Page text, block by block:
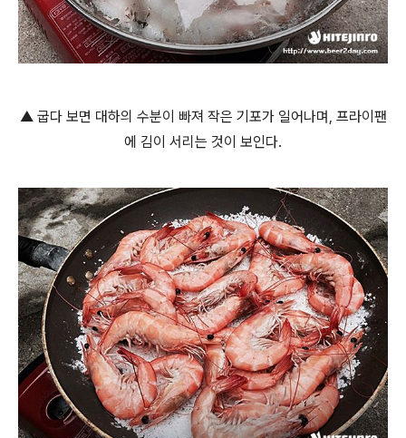
▲ 굽다 보면 대하의 수분이 빠져 작은 기포가 일어나며, 프라이팬
에 김이 서리는 것이 보인다.